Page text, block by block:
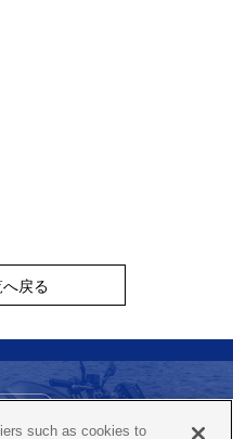
戻る
such as cookies to